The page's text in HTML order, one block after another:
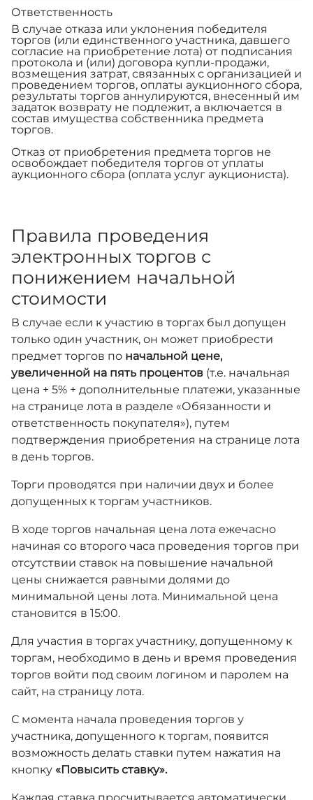
Ответственность
В случае отказа или уклонения победителя
торгов (или единственного участника, давшего
согласие на приобретение лота) от подписания
протокола и (или) договора купли-продажи,
возмещения затрат, связанных с организацией и
проведением торгов, оплаты аукционного сбора,
результаты торгов аннулируются, внесенный им
задаток возврату не подлежит, а включается в
состав имущества собственника предмета
торгов.
Отказ от приобретения предмета торгов не
освобождает победителя торгов от уплаты
аукционного сбора (оплата услуг аукциониста).
Правила проведения
электронных торгов с
понижением начальной
стоимости
В случае если к участию в торгах был допущен
только один участник, он может приобрести
предмет торгов по начальной цене,
увеличенной на пять процентов (т.е. начальная
цена + 5% + дополнительные платежи, указанные
на странице лота в разделе «Обязанности и
ответственность покупателя»), путем
подтверждения приобретения на странице лота
в день торгов.
Торги проводятся при наличии двух и более
допущенных к торгам участников.
В ходе торгов начальная цена лота ежечасно
начиная со второго часа проведения торгов при
отсутствии ставок на повышение начальной
цены снижается равными долями до
минимальной цены лота. Минимальной цена
становится в 15:00.
Для участия в торгах участнику, допущенному к
торгам, необходимо в день и время проведения
торгов войти под своим логином и паролем на
сайт, на страницу лота.
С момента начала проведения торгов у
участника, допущенного к торгам, появится
возможность делать ставки путем нажатия на
кнопку «Повысить ставку».
Каждая ставка просчитывается автоматически